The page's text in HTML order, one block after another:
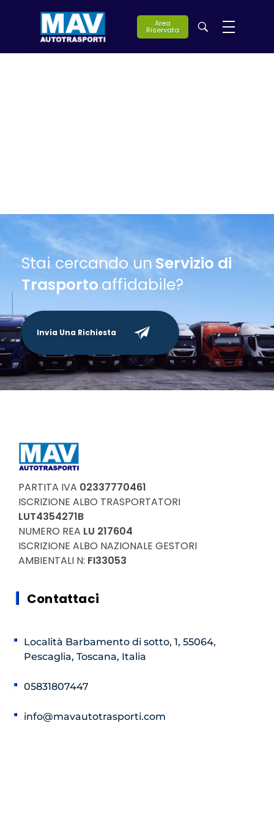
Area
Riservata
Errore:Modulo di contatto non trovato.
Stai cercando un Servizio di
Trasporto affidabile?
Invia Una Richiesta
PARTITA IVA 02337770461
ISCRIZIONE ALBO TRASPORTATORI
LUT4354271B
NUMERO REA LU 217604
ISCRIZIONE ALBO NAZIONALE GESTORI
AMBIENTALI N: FI33053
Contattaci
Località Barbamento di sotto, 1, 55064,
Pescaglia, Toscana, Italia
05831807447
info@mavautotrasporti.com